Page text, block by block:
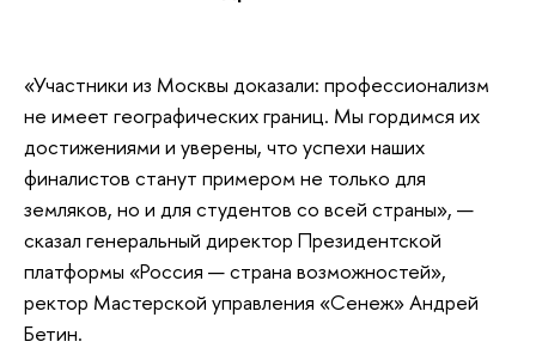
«Участники из Москвы доказали: профессионализм
не имеет географических границ. Мы гордимся их
достижениями и уверены, что успехи наших
финалистов станут примером не только для
земляков, но и для студентов со всей страны», —
сказал генеральный директор Президентской
платформы «Россия — страна возможностей»,
ректор Мастерской управления «Сенеж» Андрей
Бетин.